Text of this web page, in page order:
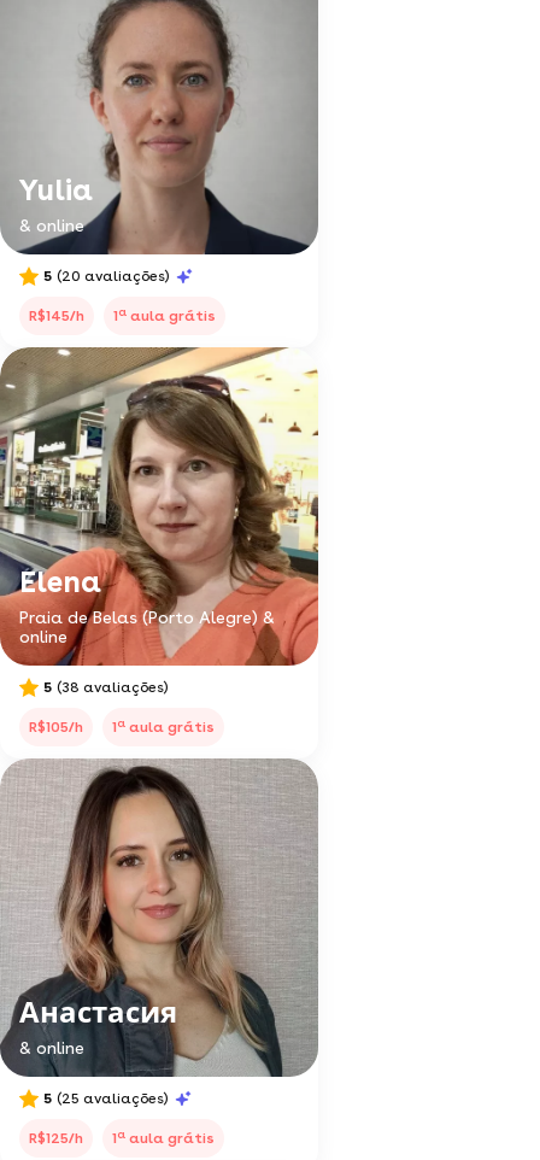
Yulia
& online
5 (20 avaliações)
R$145/h 1a aula grátis
Elena
Praia de Belas (Porto Alegre) &
online
5 (38 avaliações)
R$105/h 1a aula grátis
Анастасия
& online
5 (25 avaliações)
R$125/h 1a aula grátis